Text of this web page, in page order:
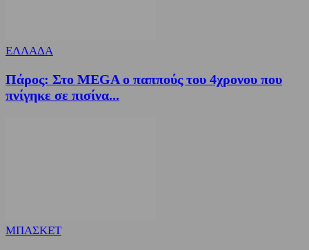
ΕΛΛΑΔΑ
Πάρος: Στο MEGA ο παππούς του 4χρονου που
πνίγηκε σε πισίνα...
ΜΠΑΣΚΕΤ